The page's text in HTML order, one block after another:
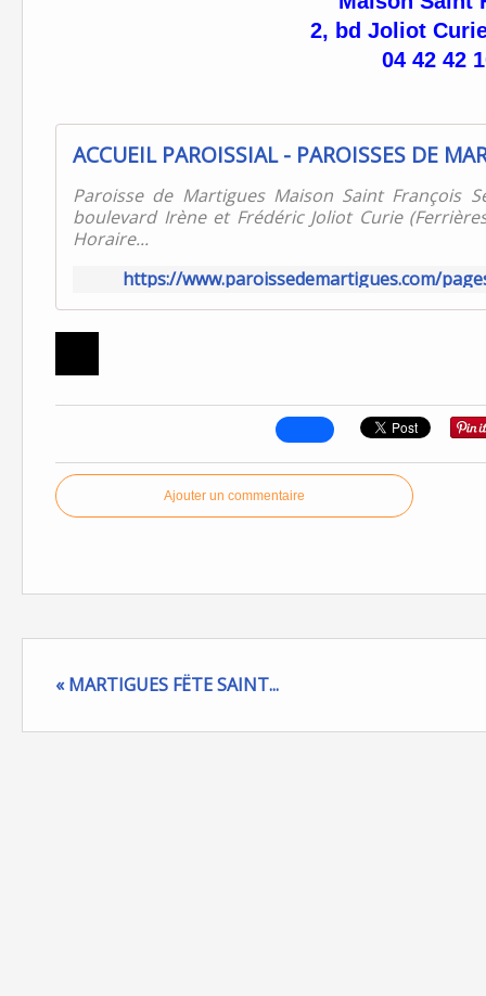
2, bd Joliot
04 42 42
ACCUEIL PAROISSIAL - PAROISSES DE
Paroisse de Martigues Maison Saint François
boulevard Irène et Frédéric Joliot Curie
Horaire...
https://www.paroissedemartigues.com/
Ajouter un commentaire
« MARTIGUES FËTE SAINT...